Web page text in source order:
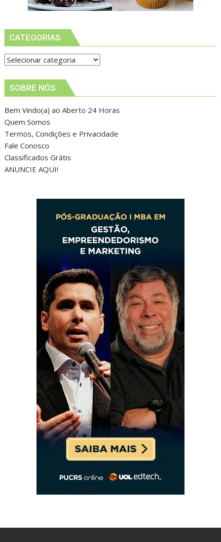
CATEGORIAS
Categorias
SOBRE NÓS
Bem Vindo(a) ao Aberto 24 Horas
Quem Somos
Termos, Condições e Privacidade
Fale Conosco
Classificados Grátis
ANUNCIE AQUI!